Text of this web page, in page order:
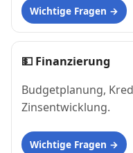
Wichtige Fragen
💵 Finanzierung
Budgetplanung,
Zinsentwicklung.
Wichtige Fragen